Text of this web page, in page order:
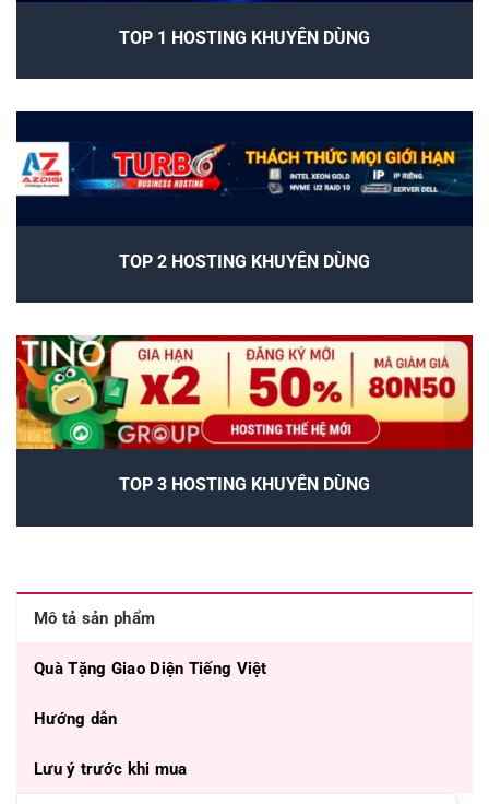
TOP 1 HOSTING KHUYÊN DÙNG
TOP 2 HOSTING KHUYÊN DÙNG
TOP 3 HOSTING KHUYÊN DÙNG
Mô tả sản phẩm
Quà Tặng Giao Diện Tiếng Việt
Hướng dẫn
Lưu ý trước khi mua